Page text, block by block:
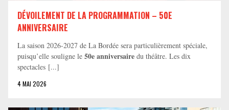
DÉVOILEMENT DE LA PROGRAMMATION – 50E
ANNIVERSAIRE
La saison 2026-2027 de La Bordée sera particulièrement spéciale,
puisqu’elle souligne le 50e anniversaire du théâtre. Les dix
spectacles [...]
4 MAI 2026